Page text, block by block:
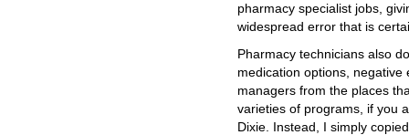
pharmacy specialist jobs,
widespread error that is
Pharmacy technicians also
medication options,
managers from the places
varieties of programs, if you
Dixie. Instead, I simply